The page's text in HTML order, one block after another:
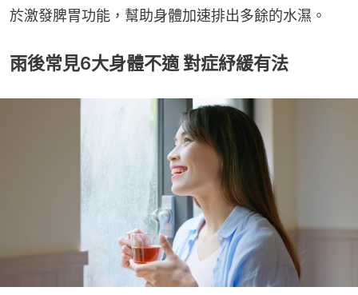
於激發脾胃功能，幫助身體加速排出多餘的水濕。
雨後常見6大身體不適 對症紓緩有法